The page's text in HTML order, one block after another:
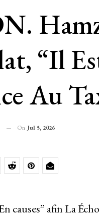
“il
Au
On Jul 5, 2026
causes” afin La